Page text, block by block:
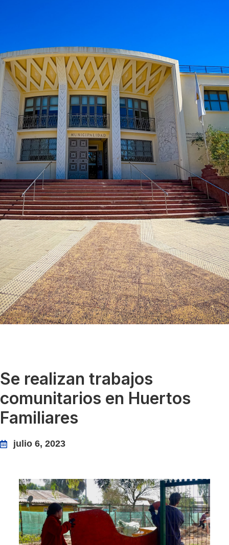
Se realizan trabajos
comunitarios en Huertos
Familiares
julio 6, 2023